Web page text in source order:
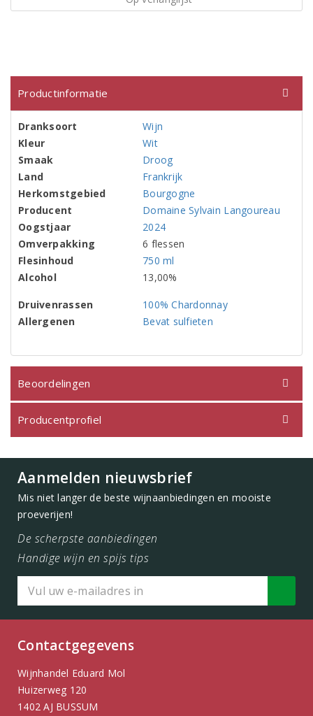
Productinformatie
Dranksoort
Wijn
Kleur
Wit
Smaak
Droog
Land
Frankrijk
Herkomstgebied
Bourgogne
Producent
Domaine Sylvain Langoureau
Oogstjaar
2024
Omverpakking
6 flessen
Flesinhoud
750 ml
Alcohol
13,00%
Druivenrassen
100% Chardonnay
Allergenen
Bevat sulfieten
Beoordelingen
Producentprofiel
Aanmelden nieuwsbrief
Mis niet langer de beste wijnaanbiedingen en mooiste
proeverijen!
De scherpste aanbiedingen
Handige wijn en spijs tips
Contactgegevens
Wijnhandel Eduard Mol
Huizerweg 120
1402 AJ BUSSUM